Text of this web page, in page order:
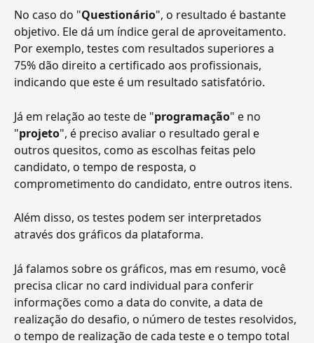
No caso do "Questionário", o resultado é bastante
objetivo. Ele dá um índice geral de aproveitamento.
Por exemplo, testes com resultados superiores a
75% dão direito a certificado aos profissionais,
indicando que este é um resultado satisfatório.
Já em relação ao teste de "programação" e no
"projeto", é preciso avaliar o resultado geral e
outros quesitos, como as escolhas feitas pelo
candidato, o tempo de resposta, o
comprometimento do candidato, entre outros itens.
Além disso, os testes podem ser interpretados
através dos gráficos da plataforma.
Já falamos sobre os gráficos, mas em resumo, você
precisa clicar no card individual para conferir
informações como a data do convite, a data de
realização do desafio, o número de testes resolvidos,
o tempo de realização de cada teste e o tempo total